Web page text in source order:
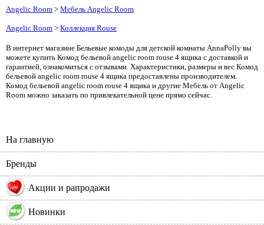
Angelic Room > Мебель Angelic Room
Angelic Room > Коллекция Rouse
В интернет магазине Бельевые комоды для детской комнаты AnnaPolly вы
можете купить Комод бельевой angelic room rouse 4 ящика с доставкой и
гарантией, ознакомиться с отзывами. Характеристики, размеры и вес Комод
бельевой angelic room rouse 4 ящика предоставлены производителем.
Комод бельевой angelic room rouse 4 ящика и другие Мебель от Angelic
Room можно заказать по привлекательной цене прямо сейчас.
На главную
Бренды
% Акции и рапродажи
Новинки